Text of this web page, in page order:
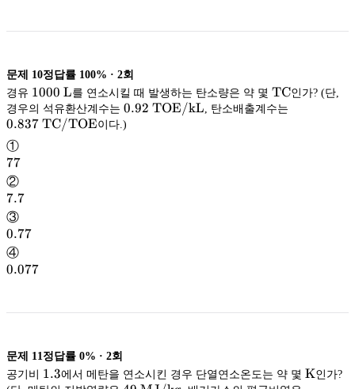
문제 10정답률 100% · 2회
경유 1000\
\mathrm
L
1000 L를 연소시킬 때 발생하는 탄소량은 약 몇
TC
TC인가? (단,
경우의 석유환산계수는 0.92\
\mathrm{TOE/kL}
TOE/kL
0.92 TOE/kL , 탄소배출계수는
0.837 TC/TOE
①
77
77
②
7.7
7.7
③
0.77
0.77
④
0.077
0.077
문제 11 정답률 0% · 2회
공기비 1.3
1.3에서 메탄을 연소시킨 경우 단열연소온도는 약 몇 K인가?